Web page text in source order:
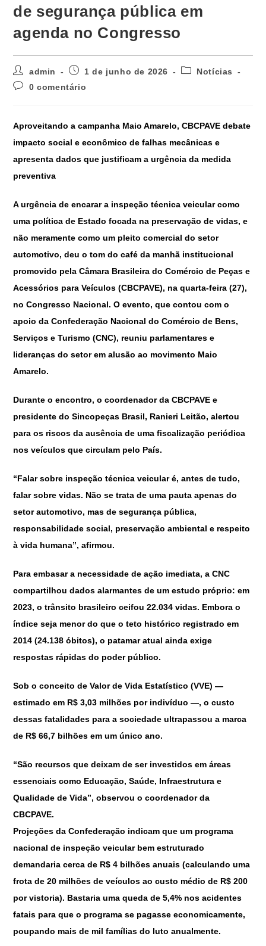
de segurança pública em
agenda no Congresso
admin 1 de junho de 2026
Notícias
0 comentário
Aproveitando a campanha Maio Amarelo, CBCPAVE debate
impacto social e econômico de falhas mecânicas e
apresenta dados que justificam a urgência da medida
preventiva
A urgência de encarar a inspeção técnica veicular como
uma política de Estado focada na preservação de vidas, e
não meramente como um pleito comercial do setor
automotivo, deu o tom do café da manhã institucional
promovido pela Câmara Brasileira do Comércio de Peças e
Acessórios para Veículos (CBCPAVE), na quarta-feira (27),
no Congresso Nacional. O evento, que contou com o
apoio da Confederação Nacional do Comércio de Bens,
Serviços e Turismo (CNC), reuniu parlamentares e
lideranças do setor em alusão ao movimento Maio
Amarelo.
Durante o encontro, o coordenador da CBCPAVE e
presidente do Sincopeças Brasil, Ranieri Leitão, alertou
para os riscos da ausência de uma fiscalização periódica
nos veículos que circulam pelo País.
“Falar sobre inspeção técnica veicular é, antes de tudo,
falar sobre vidas. Não se trata de uma pauta apenas do
setor automotivo, mas de segurança pública,
responsabilidade social, preservação ambiental e respeito
à vida humana”, afirmou.
Para embasar a necessidade de ação imediata, a CNC
compartilhou dados alarmantes de um estudo próprio: em
2023, o trânsito brasileiro ceifou 22.034 vidas. Embora o
índice seja menor do que o teto histórico registrado em
2014 (24.138 óbitos), o patamar atual ainda exige
respostas rápidas do poder público.
Sob o conceito de Valor de Vida Estatístico (VVE) —
estimado em R$ 3,03 milhões por indivíduo —, o custo
dessas fatalidades para a sociedade ultrapassou a marca
de R$ 66,7 bilhões em um único ano.
“São recursos que deixam de ser investidos em áreas
essenciais como Educação, Saúde, Infraestrutura e
Qualidade de Vida”, observou o coordenador da
CBCPAVE.
Projeções da Confederação indicam que um programa
nacional de inspeção veicular bem estruturado
demandaria cerca de R$ 4 bilhões anuais (calculando uma
frota de 20 milhões de veículos ao custo médio de R$ 200
por vistoria). Bastaria uma queda de 5,4% nos acidentes
fatais para que o programa se pagasse economicamente,
poupando mais de mil famílias do luto anualmente.